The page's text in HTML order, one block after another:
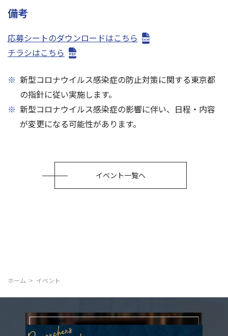
備考
応募シートのダウンロードはこちら
チラシはこちら
※ 新型コロナウイルス感染症の防止対策に関する東京都
の指針に従い実施します。
※ 新型コロナウイルス感染症の影響に伴い、日程・内容
が変更になる可能性があります。
イベント一覧へ
ホーム イベント